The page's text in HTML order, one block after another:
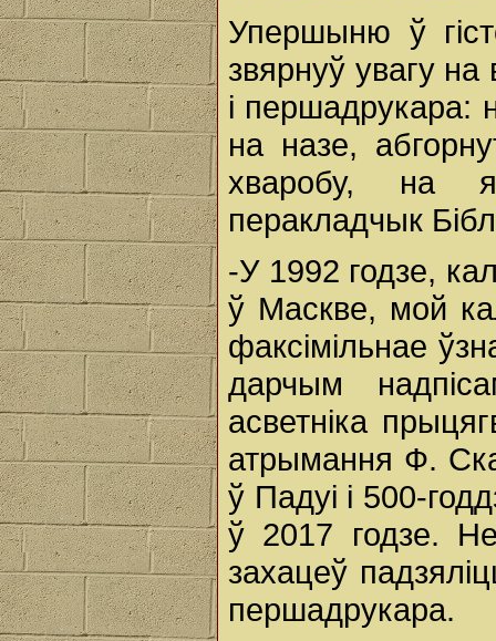
Упершыню ў
звярнуў увагу
і першадрукара:
на назе,
хваробу, на
перакладчык
-У 1992 годзе,
ў Маскве, мой
факсімільнае
дарчым
асветніка
атрымання Ф.
ў Падуі і 500-
ў 2017 годзе.
захацеў
першадрукара.